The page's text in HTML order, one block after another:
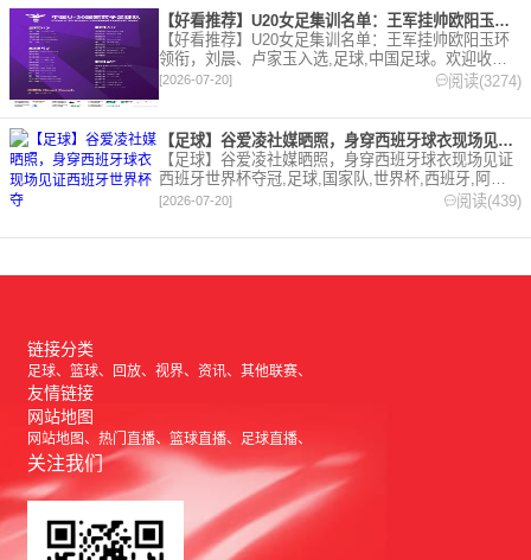
【好看推荐】U20女足集训名单：王军挂帅欧阳玉环领衔，刘晨、
【好看推荐】U20女足集训名单：王军挂帅欧阳玉环
领衔，刘晨、卢家玉入选,足球,中国足球。欢迎收藏
本站，24小时为你更新最新的足球，篮球体育资讯。
[2026-07-20] 阅读(3274)
【足球】谷爱凌社媒晒照，身穿西班牙球衣现场见证西班牙世界杯夺
【足球】谷爱凌社媒晒照，身穿西班牙球衣现场见证
西班牙世界杯夺冠,足球,国家队,世界杯,西班牙,阿根
廷,综合。欢迎收藏本站，24小时为你更新最新的足
[2026-07-20] 阅读(439)
链接分类
足球 篮球 回放 视界 资讯 其他联赛
友情链接
网站地图
网站地图 热门直播 篮球直播 足球直播
关注我们